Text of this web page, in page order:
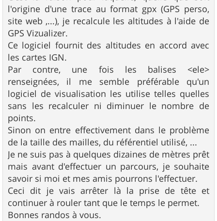
l'origine d'une trace au format gpx (GPS perso,
site web ,...), je recalcule les altitudes à l'aide de
GPS Vizualizer.
Ce logiciel fournit des altitudes en accord avec
les cartes IGN.
Par contre, une fois les balises <ele>
renseignées, il me semble préférable qu'un
logiciel de visualisation les utilise telles quelles
sans les recalculer ni diminuer le nombre de
points.
Sinon on entre effectivement dans le problème
de la taille des mailles, du référentiel utilisé, ...
Je ne suis pas à quelques dizaines de mètres prêt
mais avant d'effectuer un parcours, je souhaite
savoir si moi et mes amis pourrons l'effectuer.
Ceci dit je vais arrêter là la prise de tête et
continuer à rouler tant que le temps le permet.
Bonnes randos à vous.